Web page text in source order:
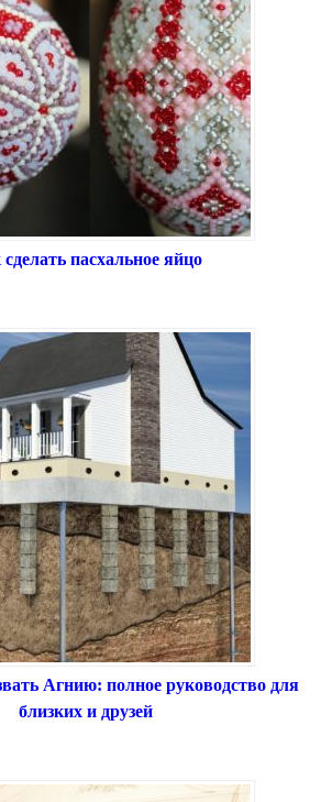
пасхальное яйцо
Агнию: полное руководство для
близких и друзей